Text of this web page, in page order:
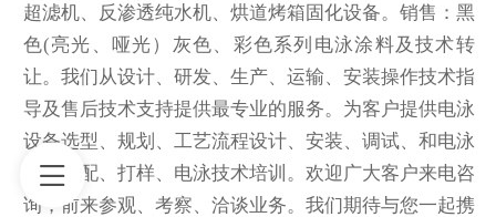
超滤机、反渗透纯水机、烘道烤箱固化设备。销售：黑
色(亮光、哑光）灰色、彩色系列电泳涂料及技术转
让。我们从设计、研发、生产、运输、安装操作技术指
导及售后技术支持提供最专业的服务。为客户提供电泳
设备选型、规划、工艺流程设计、安装、调试、和电泳
涂料选配、打样、电泳技术培训。欢迎广大客户来电咨
询，前来参观、考察、洽谈业务。我们期待与您一起携